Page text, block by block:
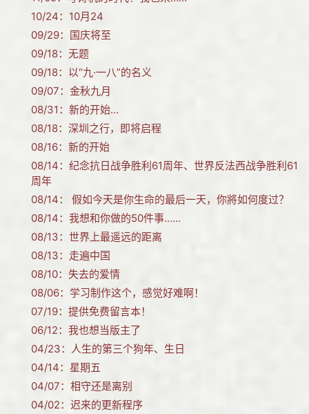
10/24： 10月24
09/29： 国庆将至
09/18： 无题
09/18： 以“九·一八”的名义
09/07： 金秋九月
08/31： 新的开始…
08/18： 深圳之行，即将启程
08/16： 新的开始
08/14： 纪念抗日战争胜利61周年、世界反法西战争胜利61
周年
08/14：
假如今天是你生命的最后一天，你將如何度过？
08/14： 我想和你做的50件事……
08/13： 世界上最遥远的距离
08/13： 走遍中国
08/10： 失去的爱情
08/06： 学习制作这个，感觉好难啊！
07/19： 提供免费留言本！
06/12： 我也想当版主了
04/23：
人生的第三个狗年、生日
04/14： 星期五
04/07： 相守还是离别
04/02： 迟来的更新程序